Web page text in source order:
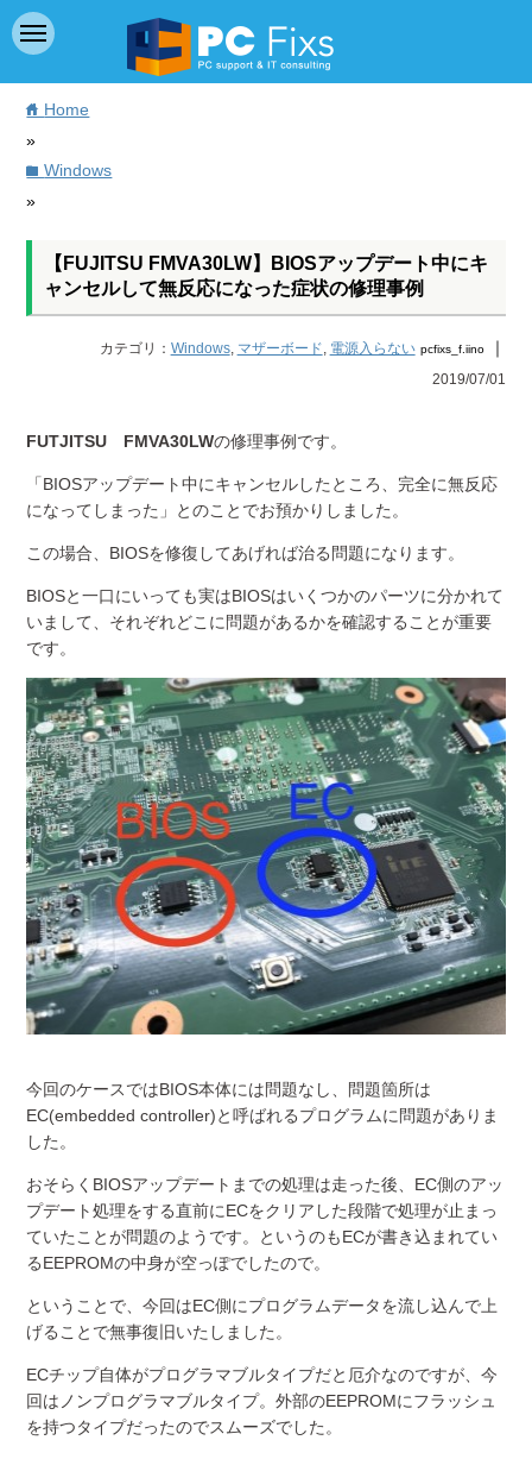
home Home
»
folderWindows
»
【FUJITSU FMVA30LW】BIOSアップデート中にキ
ャンセルして無反応になった症状の修理事例
カテゴリ： Windows, マザーボード, 電源入らない pcfixs_f.iino｜
2019/07/01
FUTJITSU FMVA30LWの修理事例です。
「BIOSアップデート中にキャンセルしたところ、完全に無反応
になってしまった」とのことでお預かりしました。
この場合、BIOSを修復してあげれば治る問題になります。
BIOSと一口にいっても実はBIOSはいくつかのパーツに分かれて
いまして、それぞれどこに問題があるかを確認することが重要
です。
今回のケースではBIOS本体には問題なし、問題箇所は
EC(embedded controller)と呼ばれるプログラムに問題がありま
した。
おそらくBIOSアップデートまでの処理は走った後、EC側のアッ
プデート処理をする直前にECをクリアした段階で処理が止まっ
ていたことが問題のようです。というのもECが書き込まれてい
るEEPROMの中身が空っぽでしたので。
ということで、今回はEC側にプログラムデータを流し込んで上
げることで無事復旧いたしました。
ECチップ自体がプログラマブルタイプだと厄介なのですが、今
回はノンプログラマブルタイプ。外部のEEPROMにフラッシュ
を持つタイプだったのでスムーズでした。